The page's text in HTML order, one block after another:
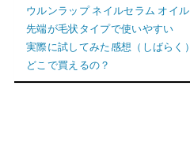
ウルンラップ ネイルセラム オイル
先端が毛状タイプで使いやすい
実際に試してみた感想（しばらく）
どこで買えるの？